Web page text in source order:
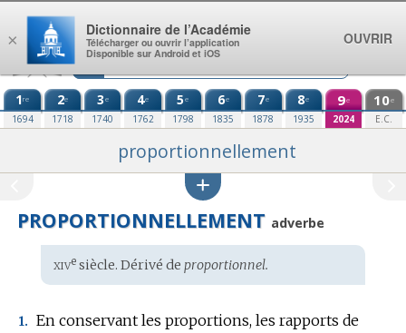
Aller au contenu
1re
1694
2e
1718
3e
1740
4e
1762
5e
1798
6e
1835
7e
1878
8e
1935
9e
2024
10e
E.C.
proportionnellement
PROPORTIONNELLEMENT adverbe
Étymologie
:
xivesiècle. Dérivé de proportionnel.
1. En conservant les proportions, les rapports de
×
Dictionnaire de l’Académie
Télécharger ou ouvrir l’application
Disponible sur Android et iOS
OUVRIR